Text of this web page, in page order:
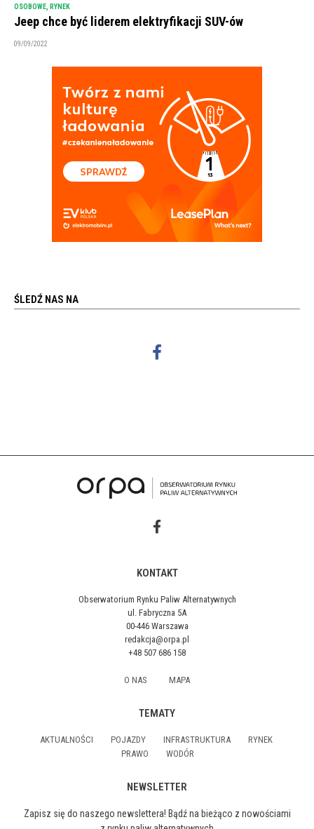
OSOBOWE RYNEK
Jeep chce być liderem elektryfikacji SUV-ów
09/09/2022
ŚLEDŹ NAS NA
KONTAKT
Obserwatorium Rynku Paliw Alternatywnych
ul. Fabryczna 5A
00-446 Warszawa
redakcja@orpa.pl
+48 507 686 158
O NAS MAPA
TEMATY
AKTUALNOŚCI POJAZDY INFRASTRUKTURA
RYNEK
PRAWO
WODÓR
NEWSLETTER
Zapisz się do naszego newslettera! Bądź na bieżąco z nowościami